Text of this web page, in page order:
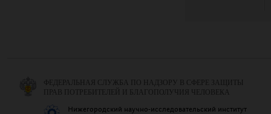
ФЕДЕРАЛЬНАЯ СЛУЖБА ПО НАДЗОРУ В СФЕРЕ ЗАЩИТЫ
ПРАВ ПОТРЕБИТЕЛЕЙ И БЛАГОПОЛУЧИЯ ЧЕЛОВЕКА
Нижегородский научно-исследовательский институт